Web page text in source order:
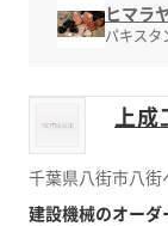
ヒマラ
パキスタ
上成
千葉県八街市八
建設機械のオー